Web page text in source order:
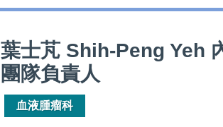
葉士芃 Shih-Peng Yeh
團隊負責人
血液腫瘤科